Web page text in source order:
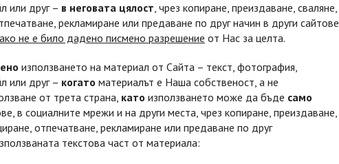
или друг – в неговата цялост, чрез копиране, преиздаване, сваляне,
рекламиране или предаване по друг начин в други сайтове
не е било дадено писмено разрешение от Нас за целта.
използването на материал от Сайта – текст, фотография,
или друг – когато материалът е Наша собственост, а не
от трета страна, като използването може да бъде само
в социалните мрежи и на други места, чрез копиране, преиздаване,
отпечатване, рекламиране или предаване по друг
текстова част от материала: